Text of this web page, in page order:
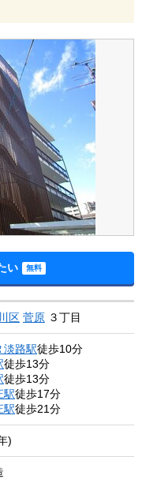
い
区 菅原 ３丁目
淡路駅徒歩10分
徒歩13分
徒歩13分
駅徒歩17分
駅徒歩21分
)